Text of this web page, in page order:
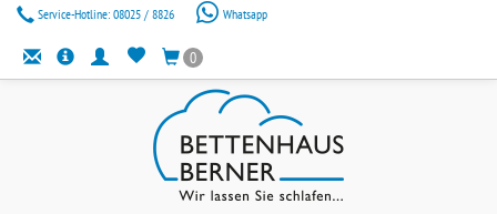
Service-Hotline: 08025 / 8826 Whatsapp
0